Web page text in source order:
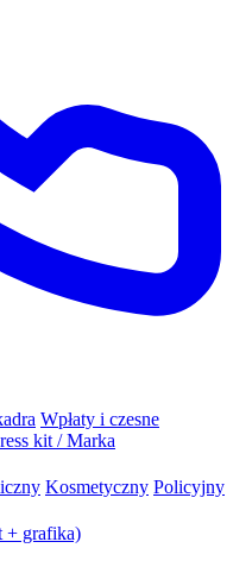
Wpłaty i czesne
kit / Marka
Kosmetyczny Policyjny
+ grafika)